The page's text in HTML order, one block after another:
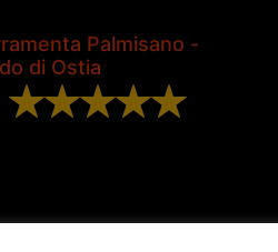
Palmisano -
di Ostia